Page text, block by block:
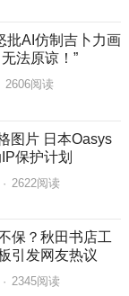
批AI仿制吉卜力画
法原谅！”
2606阅读
图片 日本Oasys
保护计划
· 2622阅读
保？秋田书店工
引发网友热议
· 2345阅读